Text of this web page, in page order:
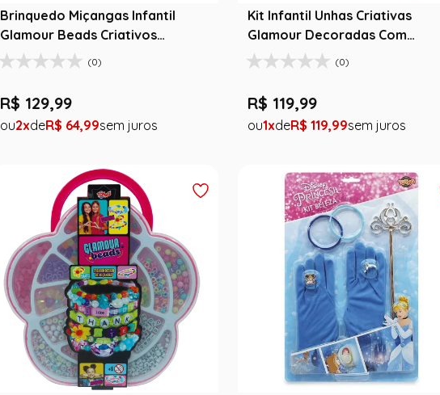
Brinquedo Miçangas Infantil
Glamour Beads Criativos
Escolha O Seu (0)
R$ 129,99
2 R$ 64,99
Kit Infantil Unhas Criativas
Glamour Decoradas Com
Adesivos
(0)
R$ 119,99
1 R$ 119,99